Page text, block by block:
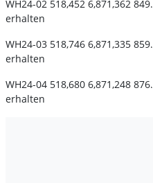
WH24-02 518,452 6,871,362
erhalten
WH24-03 518,746 6,871,335
erhalten
WH24-04 518,680 6,871,248
erhalten